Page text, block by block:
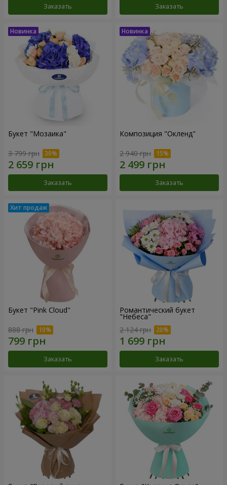
Заказать Заказать
Букет "Мозаика"
3 799 грн
Заказать
Композиция "Окленд"
2 940 грн
Заказать
Букет "Pink Cloud"
888 грн
Заказать
Романтический букет
"Небеса"
2 124 грн
Заказать